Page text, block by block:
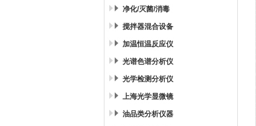
净化/灭菌/消毒
搅拌器混合设备
加温恒温反应仪
光谱色谱分析仪
光学检测分析仪
上海光学显微镜
油品类分析仪器